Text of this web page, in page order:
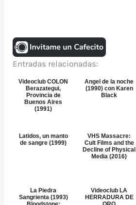
Entradas relacionadas:
Videoclub COLON
Berazategui,
Provincia de
Buenos Aires
(1991)
Angel de la noche
(1990) con Karen
Black
Latidos, un manto
de sangre (1999)
VHS Massacre:
Cult Films and the
Decline of Physical
Media (2016)
La Piedra
Sangrienta (1993)
Videoclub LA
HERRADURA DE